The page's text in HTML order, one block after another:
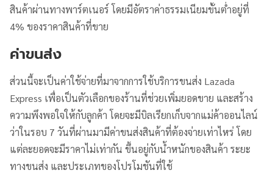
สินค้าผ่านทางพาร์ตเนอร์ โดยมีอัตราค่าธรรมเนียมขั้นต่ำอยู่ที่
4% ของราคาสินค้าที่ขาย
ค่าขนส่ง
ส่วนนี้จะเป็นค่าใช้จ่ายที่มาจากการใช้บริการขนส่ง Lazada
Express เพื่อเป็นตัวเลือกของร้านที่ช่วยเพิ่มยอดขาย และสร้าง
ความพึงพอใจให้กับลูกค้า โดยจะมีบิลเรียกเก็บจากแม่ค้าออนไลน์
ว่าในรอบ 7 วันที่ผ่านมามีค่าขนส่งสินค้าที่ต้องจ่ายเท่าไหร่ โดย
แต่ละยอดจะมีราคาไม่เท่ากัน ขึ้นอยู่กับน้ำหนักของสินค้า ระยะ
ทางขนส่ง และประเภทของโปรโมชันที่ใช้